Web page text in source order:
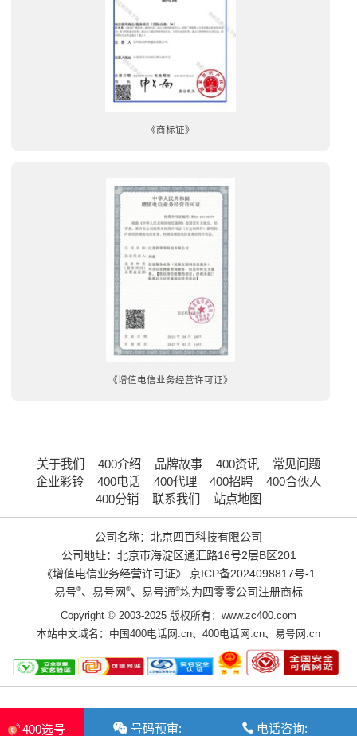
《商标证》
《增值电信业务经营许可证》
关于我们 400介绍 品牌故事 400资讯
常见问题
企业彩铃
400电话 400代理 400招聘
400合伙人
400分销
联系我们 站点地图
公司名称：北京四百科技有限公司
公司地址：北京市海淀区通汇路16号2层B区201
《增值电信业务经营许可证》
京ICP备2024098817号-1
易号®、易号网®、易号通®均为四零零公司注册商标
Copyright © 2003-2025 版权所有：www.zc400.com
本站中文域名： 中国400电话网.cn、 400电话网.cn、 易号网.cn
400选号 号码预审: 电话咨询: